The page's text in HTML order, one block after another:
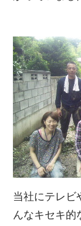
当社にテレビ
んなキセキ的